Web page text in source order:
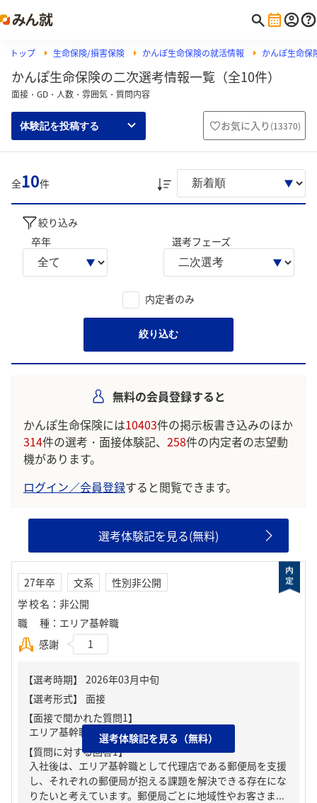
トップ 生命保険/損害保険 かんぽ生命保険の就活情報 かんぽ生命保
かんぽ生命保険の二次選考情報一覧（全10件）
面接・GD・人数・雰囲気・質問内容
体験記を投稿する お気に入り (13370)
全10件
絞り込み
卒年
選考フェーズ
内定者のみ
絞り込む
無料の会員登録すると
かんぽ生命保険には10403件の掲示板書き込みのほか
314件の選考・面接体験記、 258件の内定者の志望動
機があります。
ログイン／会員登録すると閲覧できます。
選考体験記を見る(無料)
27年卒 文系
性別非公開
学校名 ： 非公開
職種 ： エリア基幹職
感謝
1
【面接で聞かれた質問1】
エリア基幹職でやりたいこと
【質問に対する回答1】
入社後は、エリア基幹職として代理店である郵便局を支援
し、それぞれの郵便局が抱える課題を解決できる存在にな
りたいと考えています。郵便局ごとに地域性やお客さま...
選考体験記を見る（無料）